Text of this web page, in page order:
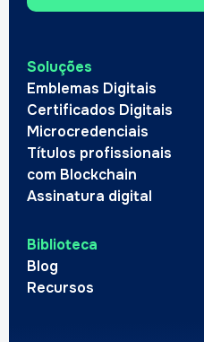
Soluções
Emblemas Digitais
Certificados Digitais
Microcredenciais
Títulos profissionais
com Blockchain
Assinatura digital
Biblioteca
Blog
Recursos